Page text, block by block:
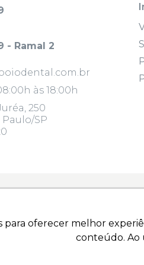
para oferecer melhor
conteúdo. Ao
para oferecer melhor
conteúdo. Ao
- Ramal 2
às 18:00h
250
SP
- Todos os direitos
22 | Rua Serra de Juréa, 250 -
Saúde (Correlatos): 8.08.058-9,